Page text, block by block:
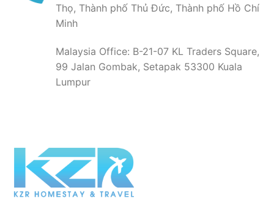
Thọ, Thành phố Thủ Đức, Thành phố Hồ Chí
Minh
Malaysia Office: B-21-07 KL Traders Square,
99 Jalan Gombak, Setapak 53300 Kuala
Lumpur